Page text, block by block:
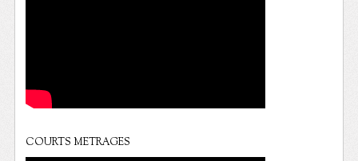
COURTS METRAGES